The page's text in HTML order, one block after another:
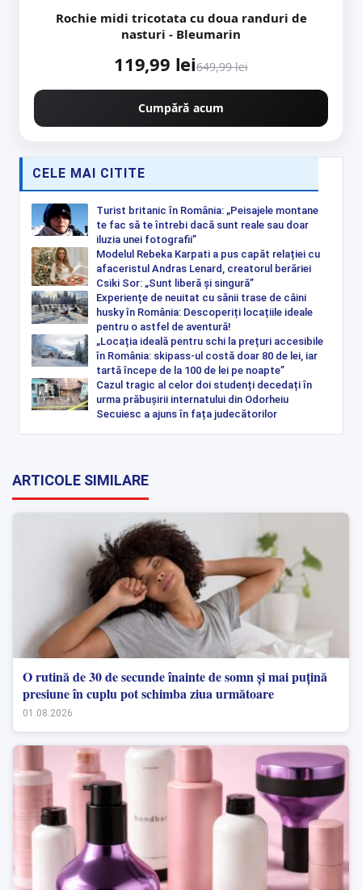
Rochie midi tricotata cu doua randuri de
nasturi - Bleumarin
119,99 lei649,99 lei
Cumpără acum
CELE MAI CITITE
Turist britanic în România: „Peisajele montane
te fac să te întrebi dacă sunt reale sau doar
iluzia unei fotografii”
Modelul Rebeka Karpati a pus capăt relației cu
afaceristul Andras Lenard, creatorul berăriei
Csiki Sor: „Sunt liberă și singură”
Experiențe de neuitat cu sănii trase de câini
husky în România: Descoperiți locațiile ideale
pentru o astfel de aventură!
„Locația ideală pentru schi la prețuri accesibile
în România: skipass-ul costă doar 80 de lei, iar
tartă începe de la 100 de lei pe noapte”
Cazul tragic al celor doi studenți decedați în
urma prăbușirii internatului din Odorheiu
Secuiesc a ajuns în fața judecătorilor
ARTICOLE SIMILARE
O rutină de 30 de secunde înainte de somn și mai puțină
presiune în cuplu pot schimba ziua următoare
01.08.2026